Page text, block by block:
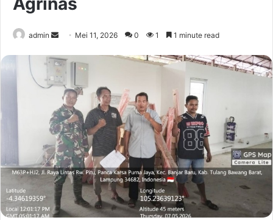
admin
Send
email
Mei 11, 2026 0 1 1 minute read